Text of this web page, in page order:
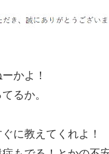
かよ！
るか。
に教えてくれよ！